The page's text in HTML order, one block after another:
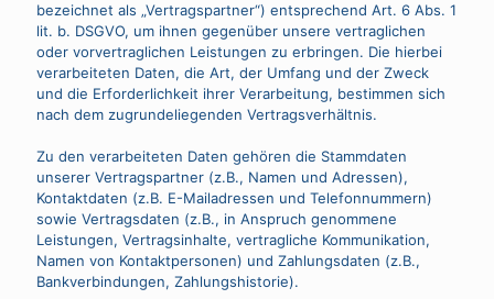
bezeichnet als „Vertragspartner“) entsprechend Art. 6 Abs. 1
lit. b. DSGVO, um ihnen gegenüber unsere vertraglichen
oder vorvertraglichen Leistungen zu erbringen. Die hierbei
verarbeiteten Daten, die Art, der Umfang und der Zweck
und die Erforderlichkeit ihrer Verarbeitung, bestimmen sich
nach dem zugrundeliegenden Vertragsverhältnis.
Zu den verarbeiteten Daten gehören die Stammdaten
unserer Vertragspartner (z.B., Namen und Adressen),
Kontaktdaten (z.B. E-Mailadressen und Telefonnummern)
sowie Vertragsdaten (z.B., in Anspruch genommene
Leistungen, Vertragsinhalte, vertragliche Kommunikation,
Namen von Kontaktpersonen) und Zahlungsdaten (z.B.,
Bankverbindungen, Zahlungshistorie).